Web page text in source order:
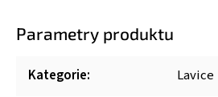
Parametry produktu
Kategorie: Lavice